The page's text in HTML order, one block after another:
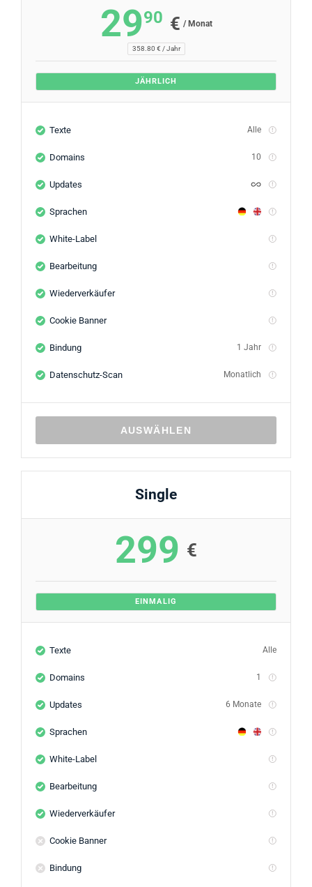
2990 € / Monat
358.80 € / Jahr
JÄHRLICH
Texte Alle
Domains 10
Updates
Sprachen
White-Label
Bearbeitung
Wiederverkäufer
Cookie Banner
Bindung 1 Jahr
Datenschutz-Scan Monatlich
AUSWÄHLEN
Single
299 €
EINMALIG
Texte Alle
Domains 1
Updates 6 Monate
Sprachen
White-Label
Bearbeitung
Wiederverkäufer
Cookie Banner
Bindung